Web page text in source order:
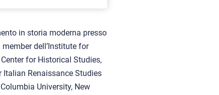
in storia moderna presso
dell’Institute for
for Historical Studies,
Italian Renaissance Studies
University, New